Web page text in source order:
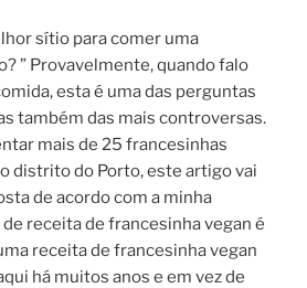
sítio para comer uma
” Provavelmente, quando falo
esta é uma das perguntas
também das mais controversas.
mais de 25 francesinhas
distrito do Porto, este artigo vai
de acordo com a minha
receita de francesinha vegan é
receita de francesinha vegan
há muitos anos e em vez de